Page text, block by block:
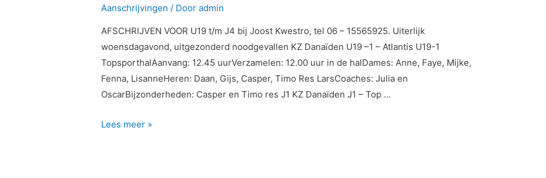
Aanschrijvingen / Dooradmin
AFSCHRIJVEN VOOR U19 t/m J4 bij Joost Kwestro, tel 06 – 15565925. Uiterlijk
woensdagavond, uitgezonderd noodgevallen KZ Danaïden U19 –1 – Atlantis U19-1
TopsporthalAanvang: 12.45 uurVerzamelen: 12.00 uur in de halDames: Anne, Faye, Mijke,
Fenna, LisanneHeren: Daan, Gijs, Casper, Timo Res LarsCoaches: Julia en
OscarBijzonderheden: Casper en Timo res J1 KZ Danaïden J1 – Top …
Lees meer »